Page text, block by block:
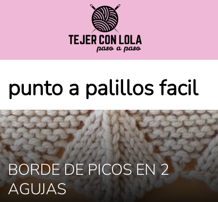
punto a palillos facil
BORDE DE PICOS EN 2
AGUJAS